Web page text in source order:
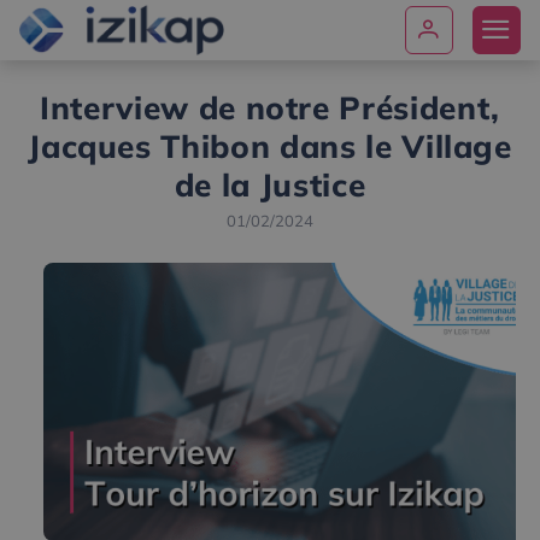
Interview de notre Président,
Jacques Thibon dans le Village
de la Justice
01/02/2024